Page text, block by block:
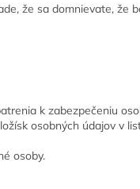
že sa domnievate, že
k zabezpečeniu
osobných údajov v
osoby.